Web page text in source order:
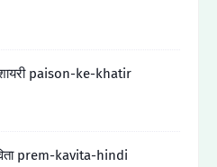
paison-ke-khatir
prem-kavita-hindi